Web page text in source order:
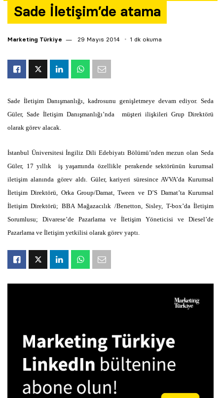
Sade İletişim’de atama
Marketing Türkiye 29 Mayıs 2014 1 dk okuma
Sade İletişim Danışmanlığı, kadrosunu genişletmeye devam ediyor. Seda
Güler, Sade İletişim Danışmanlığı’nda müşteri ilişkileri Grup Direktörü
olarak görev alacak.
İstanbul Üniversitesi İngiliz Dili Edebiyatı Bölümü’nden mezun olan Seda
Güler, 17 yıllık iş yaşamında özellikle perakende sektörünün kurumsal
iletişim alanında görev aldı. Güler, kariyeri süresince AVVA’da Kurumsal
İletişim Direktörü, Orka Group/Damat, Tween ve D’S Damat’ta Kurumsal
İletişim Direktörü; BBA Mağazacılık /Benetton, Sisley, T-box’da İletişim
Sorumlusu; Divarese’de Pazarlama ve İletişim Yöneticisi ve Diesel’de
Pazarlama ve İletişim yetkilisi olarak görev yaptı.
Yazarlar
Araştırma